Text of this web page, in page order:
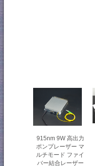
915nm 9W 高出力
ポンプレーザー マ
ルチモード ファイ
バー結合レーザー